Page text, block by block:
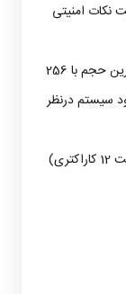
نکات امنیتی
3- عکس را با فرمت jpg (بالاترین کیفیت و کمترین حجم با 256
که خود سیستم درنظر
4- نام تعیین شده برای فایل، زمان ارسال (با فرمت 12 کاراکتری)